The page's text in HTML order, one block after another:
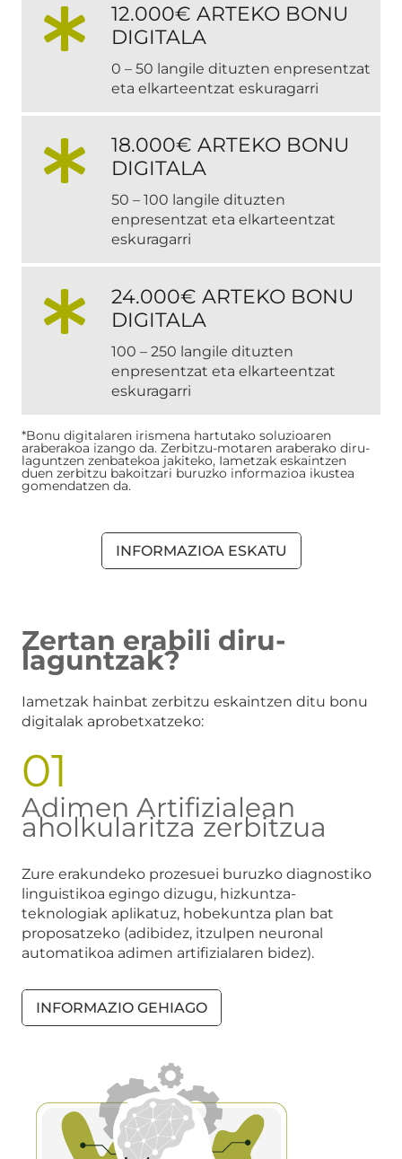
12.000€ ARTEKO BONU
DIGITALA
0 – 50 langile dituzten enpresentzat
eta elkarteentzat eskuragarri
18.000€ ARTEKO BONU
DIGITALA
50 – 100 langile dituzten
enpresentzat eta elkarteentzat
eskuragarri
24.000€ ARTEKO BONU
DIGITALA
100 – 250 langile dituzten
enpresentzat eta elkarteentzat
eskuragarri
*Bonu digitalaren irismena hartutako soluzioaren
araberakoa izango da. Zerbitzu-motaren araberako diru-
laguntzen zenbatekoa jakiteko, Iametzak eskaintzen
duen zerbitzu bakoitzari buruzko informazioa ikustea
gomendatzen da.
INFORMAZIOA ESKATU
Zertan erabili diru-
laguntzak?
Iametzak hainbat zerbitzu eskaintzen ditu bonu
digitalak aprobetxatzeko:
01
Adimen Artifizialean
aholkularitza zerbitzua
Zure erakundeko prozesuei buruzko diagnostiko
linguistikoa egingo dizugu, hizkuntza-
teknologiak aplikatuz, hobekuntza plan bat
proposatzeko (adibidez, itzulpen neuronal
automatikoa adimen artifizialaren bidez).
INFORMAZIO GEHIAGO